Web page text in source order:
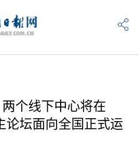
个线下中心将在
论坛面向全国正式运